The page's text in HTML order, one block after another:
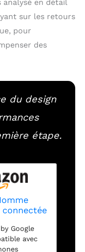
en détail
sur les retours
pour
des
du design
étape.
NFC et
Google
avec